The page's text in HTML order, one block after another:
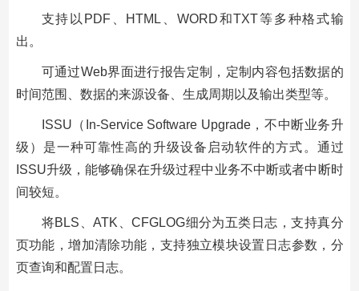
支持以PDF、HTML、WORD和TXT等多种格式输
出。
可通过Web界面进行报告定制，定制内容包括数据的
时间范围、数据的来源设备、生成周期以及输出类型等。
ISSU（In-Service Software Upgrade，不中断业务升
级）是一种可靠性高的升级设备启动软件的方式。通过
ISSU升级，能够确保在升级过程中业务不中断或者中断时
间较短。
将BLS、ATK、CFGLOG细分为五类日志，支持真分
页功能，增加清除功能，支持独立模块设置日志参数，分
页查询和配置日志。